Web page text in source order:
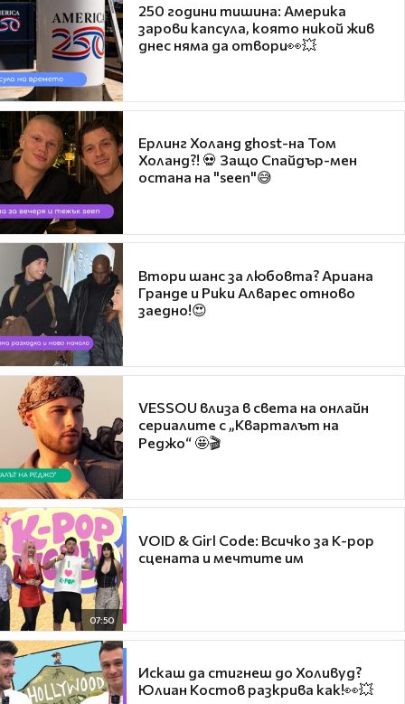
250 години тишина: Америка
зарови капсула, която никой жив
днес няма да отвори👀💥
Ерлинг Холанд ghost-на Том
Холанд?! 💀 Защо Спайдър-мен
остана на "seen"😅
Втори шанс за любовта? Ариана
Гранде и Рики Алварес отново
заедно!😍
VESSOU влиза в света на онлайн
сериалите с „Кварталът на
Реджо“ 🤩🎬
07:50
VOID & Girl Code: Всичко за K-pop
сцената и мечтите им
Искаш да стигнеш до Холивуд?
Юлиан Костов разкрива как!👀💥